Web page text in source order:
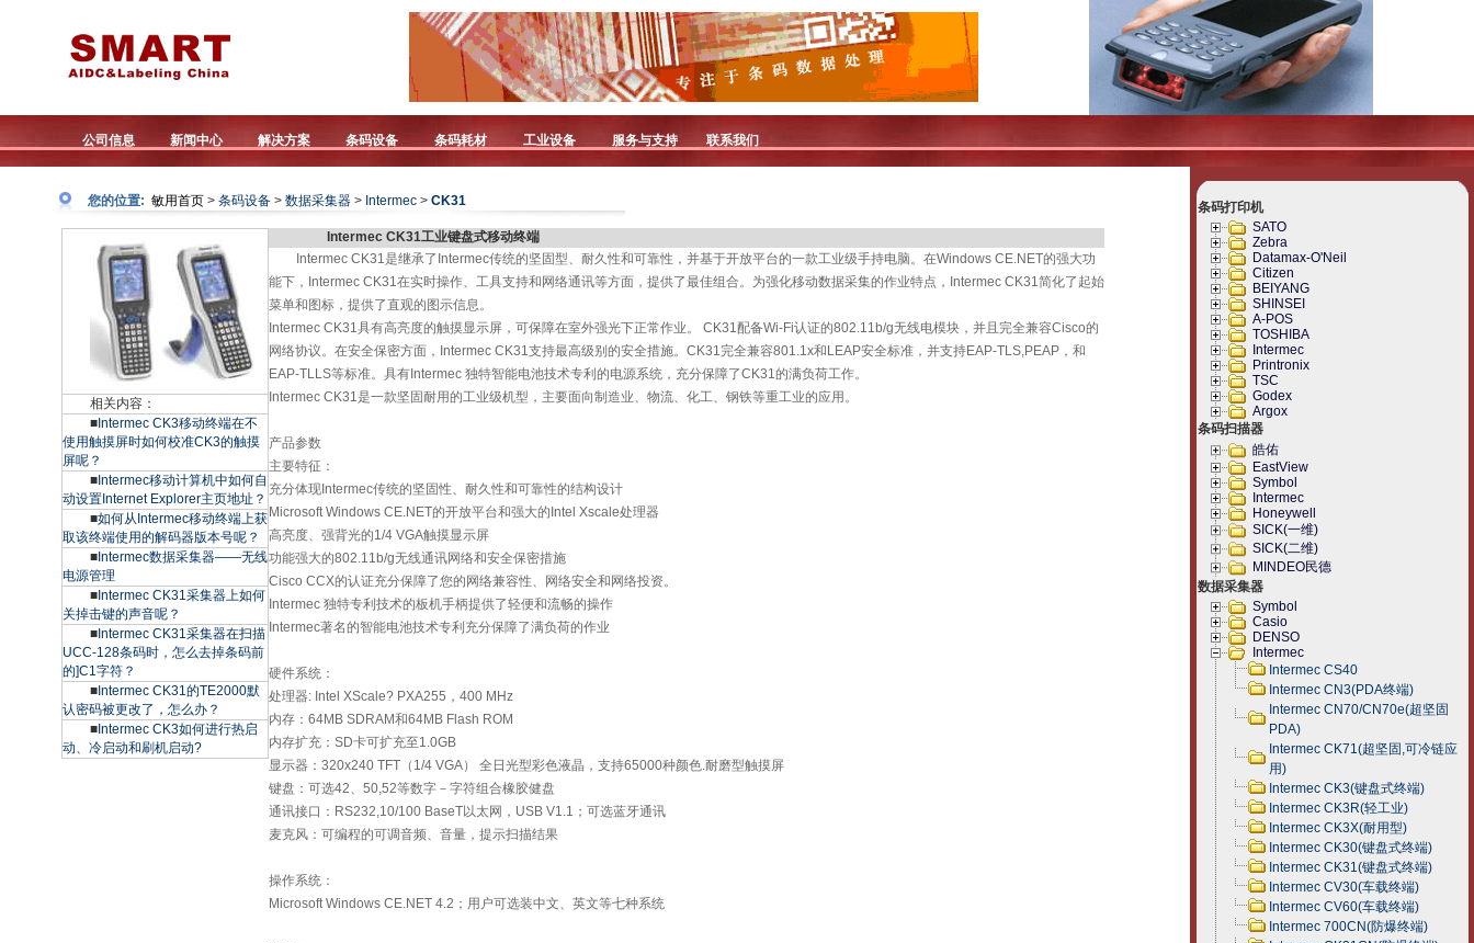
公司信息 新闻中心 解决方案 条码设备 条码耗材 工业设备 服务与支持 联系我们
您的位置: 敏用首页 > 条码设备 > 数据采集器 > Intermec > CK31
条码打印机
SATO
Zebra
Datamax-O'Neil
Citizen
BEIYANG
SHINSEI
A-POS
TOSHIBA
Intermec
Printronix
TSC
Godex
Argox
条码扫描器
皓佑
EastView
Symbol
Intermec
Honeywell
SICK(一维)
SICK(二维)
MINDEO民德
数据采集器
Symbol
Casio
DENSO
Intermec
Intermec CS40
Intermec CN3(PDA终端)
Intermec CN70/CN70e(超坚固
PDA)
Intermec CK71(超坚固,可冷链应
用)
Intermec CK3(键盘式终端)
Intermec CK3R(轻工业)
Intermec CK3X(耐用型)
Intermec CK30(键盘式终端)
Intermec CK31(键盘式终端)
Intermec CV30(车载终端)
Intermec CV60(车载终端)
Intermec 700CN(防爆终端)
相关内容：
■ Intermec CK3移动终端在不
使用触摸屏时如何校准CK3的触摸
屏呢？
■ Intermec移动计算机中如何自
动设置Internet Explorer主页地址？
■如何从Intermec移动终端上获
取该终端使用的解码器版本号呢？
■ Intermec数据采集器——无线
电源管理
■ Intermec CK31采集器上如何
关掉击键的声音呢？
■ Intermec CK31采集器在扫描
UCC-128条码时，怎么去掉条码前
的]C1字符？
■ Intermec CK31的TE2000默
认密码被更改了，怎么办？
■ Intermec CK3如何进行热启
动、冷启动和刷机启动?
Intermec CK31工业键盘式移动终端
Intermec CK31是继承了Intermec传统的坚固型、耐久性和可靠性，并基于开放平台的一款工业级手持电脑。在Windows CE.NET的强大功
能下，Intermec CK31在实时操作、工具支持和网络通讯等方面，提供了最佳组合。为强化移动数据采集的作业特点，Intermec CK31简化了起始
菜单和图标，提供了直观的图示信息。
Intermec CK31具有高亮度的触摸显示屏，可保障在室外强光下正常作业。 CK31配备Wi-Fi认证的802.11b/g无线电模块，并且完全兼容Cisco的
网络协议。在安全保密方面，Intermec CK31支持最高级别的安全措施。CK31完全兼容801.1x和LEAP安全标准，并支持EAP-TLS,PEAP，和
EAP-TLLS等标准。具有Intermec 独特智能电池技术专利的电源系统，充分保障了CK31的满负荷工作。
Intermec CK31是一款坚固耐用的工业级机型，主要面向制造业、物流、化工、钢铁等重工业的应用。
产品参数
主要特征：
充分体现Intermec传统的坚固性、耐久性和可靠性的结构设计
Microsoft Windows CE.NET的开放平台和强大的Intel Xscale处理器
高亮度、强背光的1/4 VGA触摸显示屏
功能强大的802.11b/g无线通讯网络和安全保密措施
Cisco CCX的认证充分保障了您的网络兼容性、网络安全和网络投资。
Intermec 独特专利技术的板机手柄提供了轻便和流畅的操作
Intermec著名的智能电池技术专利充分保障了满负荷的作业
硬件系统：
处理器: Intel XScale? PXA255，400 MHz
内存：64MB SDRAM和64MB Flash ROM
内存扩充：SD卡可扩充至1.0GB
显示器：320x240 TFT（1/4 VGA） 全日光型彩色液晶，支持65000种颜色.耐磨型触摸屏
键盘：可选42、50,52等数字－字符组合橡胶健盘
通讯接口：RS232,10/100 BaseT以太网，USB V1.1；可选蓝牙通讯
麦克风：可编程的可调音频、音量，提示扫描结果
操作系统：
Microsoft Windows CE.NET 4.2；用户可选装中文、英文等七种系统